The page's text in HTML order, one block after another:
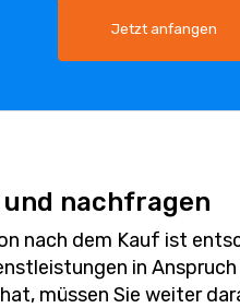
Jetzt anfangen
nachfragen
nach dem Kauf ist
in
müssen Sie weiter